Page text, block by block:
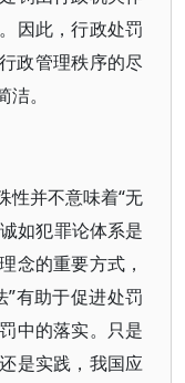
因此，行政处罚
政管理秩序的尽
。
性并不意味着“无
如犯罪论体系是
念的重要方式，
有助于促进处罚
中的落实。只是
是实践，我国应